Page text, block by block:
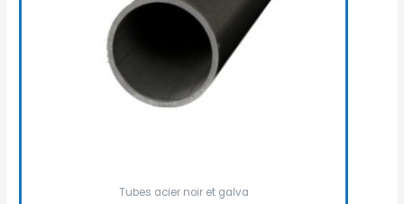
Tubes acier noir et galva